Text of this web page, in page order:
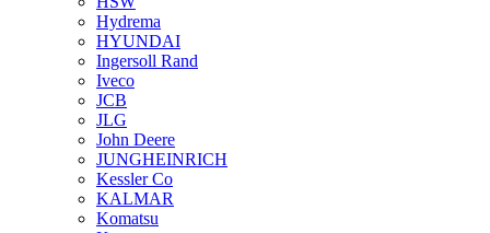
Hydrema
HYUNDAI
Ingersoll Rand
Iveco
JCB
JLG
John Deere
JUNGHEINRICH
Kessler Co
KALMAR
Komatsu